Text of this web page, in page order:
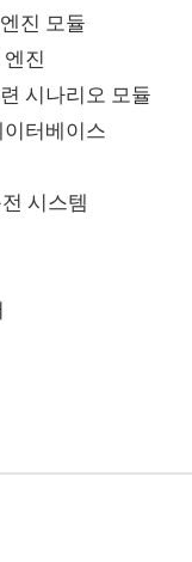
진 모듈
진
시나리오 모듈
터베이스
시스템